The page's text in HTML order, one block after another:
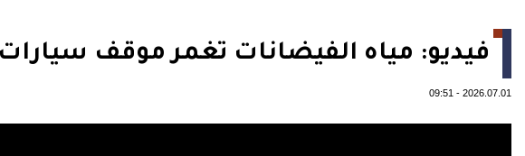
فيديو: مياه الفيضانات تغمر موقف سيارات
2026.07.01
-
09:51